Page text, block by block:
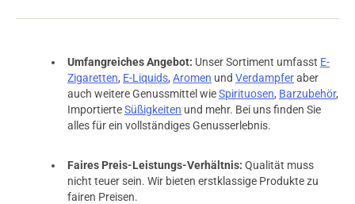
next
Umfangreiches Angebot: Unser Sortiment umfasst E-
Zigaretten, E-Liquids, Aromen und Verdampferaber
auch weitere Genussmittel wieSpirituosen, Barzubehör,
ImportierteSüßigkeiten und mehr. Bei uns finden Sie
alles für ein vollständiges Genusserlebnis.
Faires Preis-Leistungs-Verhältnis: Qualität muss
nicht teuer sein. Wir bieten erstklassige Produkte zu
fairen Preisen.